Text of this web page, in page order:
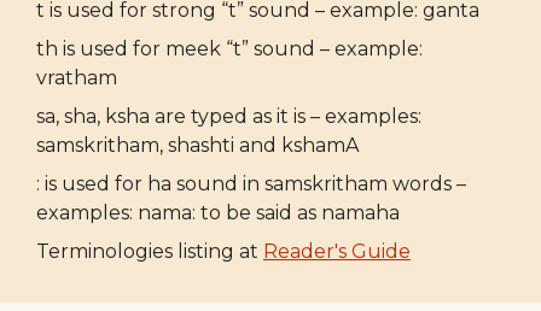
t is used for strong “t” sound – example: ganta
th is used for meek “t” sound – example:
vratham
sa, sha, ksha are typed as it is – examples:
samskritham, shashti and kshamA
: is used for ha sound in samskritham words –
examples: nama: to be said as namaha
Terminologies listing at Reader's Guide